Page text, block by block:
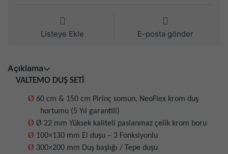
Listeye Ekle E-posta gönder
Açıklama
VALTEMO DUŞ SETİ
Ø 60 cm & 150 cm Pirinç somun, NeoFlex krom duş
hortumu (5 Yıl garantili)
Ø Ø 22 mm Yüksek kaliteli paslanmaz çelik krom boru
Ø 100×130 mm El duşu – 3 Fonksiyonlu
Ø 300×200 mm Duş başlığı / Tepe duşu